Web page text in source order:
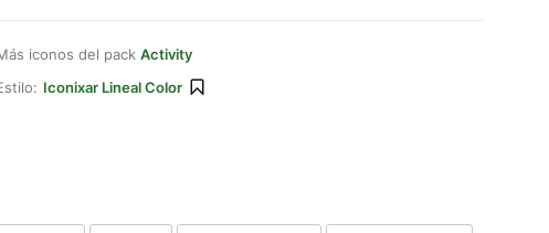
iconos del pack Activity
Iconixar Lineal Color